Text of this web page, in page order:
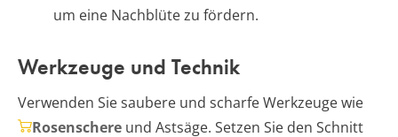
um eine Nachblüte zu fördern.
Werkzeuge und Technik
Verwenden Sie saubere und scharfe Werkzeuge wie
Rosenschere und Astsäge. Setzen Sie den Schnitt